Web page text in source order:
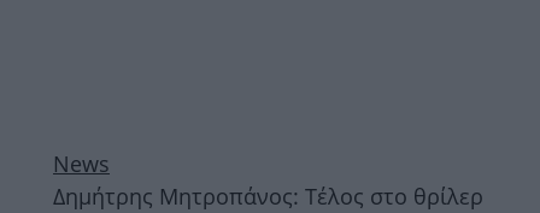
News
Δημήτρης Μητροπάνος: Τέλος στο θρίλερ